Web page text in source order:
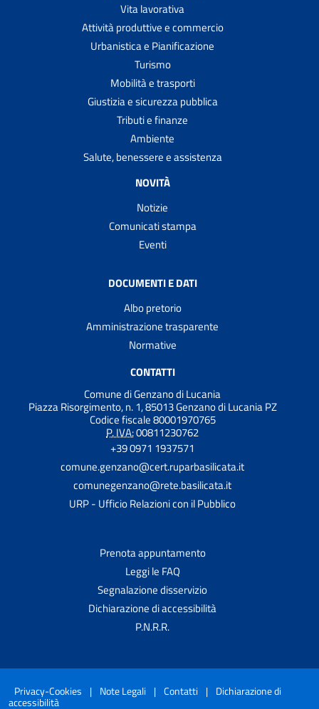
Vita lavorativa
Attività produttive e commercio
Urbanistica e Pianificazione
Turismo
Mobilità e trasporti
Giustizia e sicurezza pubblica
Tributi e finanze
Ambiente
Salute, benessere e assistenza
NOVITÀ
Notizie
Comunicati stampa
Eventi
DOCUMENTI E DATI
Albo pretorio
Amministrazione trasparente
Normative
CONTATTI
Comune di Genzano di Lucania
Piazza Risorgimento, n. 1, 85013 Genzano di Lucania PZ
Codice fiscale 80001970765
P. IVA:00811230762
+39 0971 1937571
comune.genzano@cert.ruparbasilicata.it
comunegenzano@rete.basilicata.it
URP - Ufficio Relazioni con il Pubblico
Prenota appuntamento
Leggi le FAQ
Segnalazione disservizio
Dichiarazione di accessibilità
P.N.R.R.
Privacy-Cookies | Note Legali | Contatti | Dichiarazione di
accessibilità